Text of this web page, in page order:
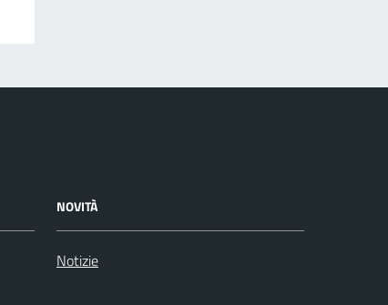
NOVITÀ
Notizie